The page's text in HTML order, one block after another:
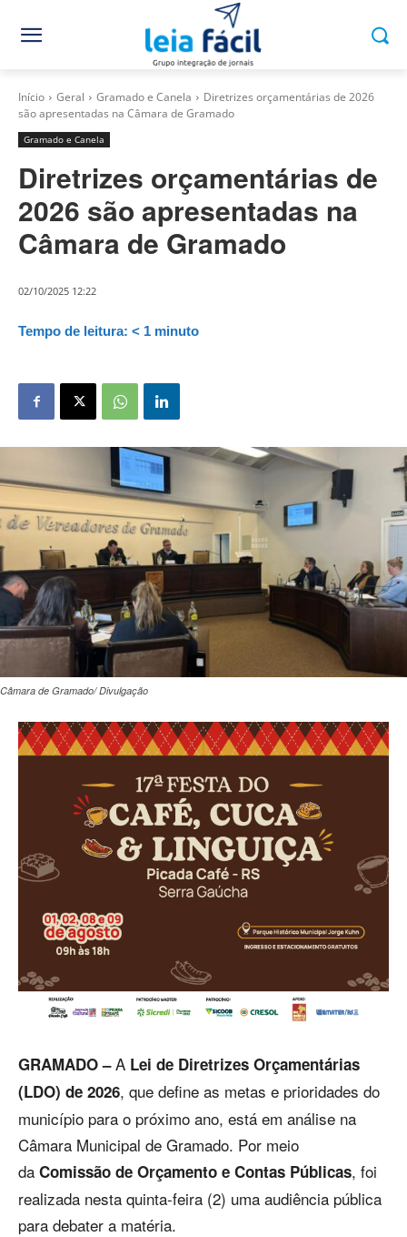
Início Geral Gramado e Canela
Diretrizes orçamentárias de 2026
são apresentadas na Câmara de Gramado
Gramado e Canela
Diretrizes orçamentárias de
2026 são apresentadas na
Câmara de Gramado
02/10/2025 12:22
Tempo de leitura: < 1 minuto
Câmara de Gramado/ Divulgação
GRAMADO –A Lei de Diretrizes Orçamentárias
(LDO) de 2026, que define as metas e prioridades do
município para o próximo ano, está em análise na
Câmara Municipal de Gramado. Por meio
da Comissão de Orçamento e Contas Públicas, foi
realizada nesta quinta-feira (2) uma audiência pública
para debater a matéria.